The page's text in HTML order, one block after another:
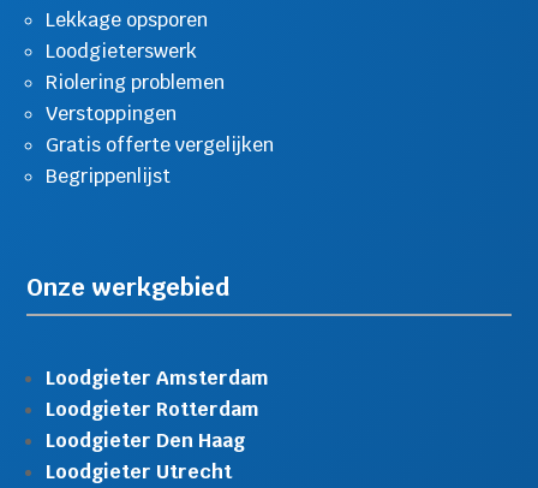
Lekkage opsporen
Loodgieterswerk
Riolering problemen
Verstoppingen
Gratis offerte vergelijken
Begrippenlijst
Onze werkgebied
Loodgieter Amsterdam
Loodgieter Rotterdam
Loodgieter Den Haag
Loodgieter Utrecht